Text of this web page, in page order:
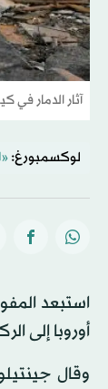
آثار الدمار
لوكسمبورغ:
استبعد
أوروبا إلى